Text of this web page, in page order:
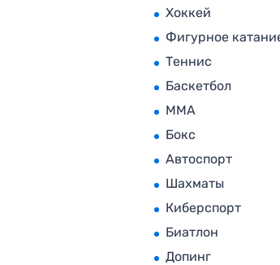
Хоккей
Фигурное
Теннис
Баскетбол
MMA
Бокс
Автоспорт
Шахматы
Киберспорт
Биатлон
Допинг